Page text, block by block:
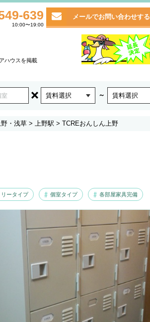
639
10:00〜19:00
メールでお問い合わせする
ハウスを掲載
賃料選択 ～ 賃料選択
・浅草 > 上野駅 > TCREおんしん上野
リータイプ 個室タイプ 各部屋家具完備